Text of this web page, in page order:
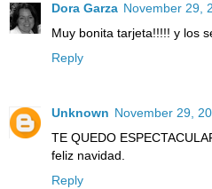
Dora Garza November 29,
Muy bonita tarjeta!!!!! y los
Reply
Unknown November 29,
TE QUEDO
feliz navidad.
Reply